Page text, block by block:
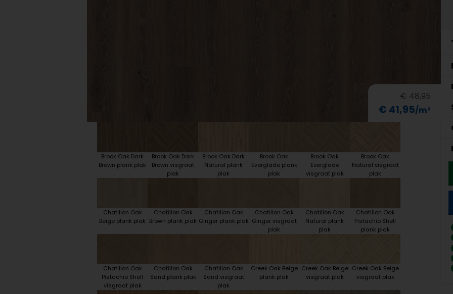
€ 48,95
€ 41,95
Brook Oak Dark
Brown plank plak
Brook Oak Dark
Brown visgraat
plak
Brook Oak Dark
Natural plank
plak
Brook Oak
Everglade plank
plak
Brook Oak
Everglade
visgraat plak
Brook Oak
Natural visgraat
plak
Chatillon Oak
Beige plank plak
Chatillon Oak
Brown plank plak
Chatillon Oak
Ginger plank plak
Chatillon Oak
Ginger visgraat
plak
Chatillon Oak
Natural plank
plak
Chatillon Oak
Pistachio Shell
plank plak
Chatillon Oak
Pistachio Shell
visgraat plak
Chatillon Oak
Sand plank plak
Chatillon Oak
Sand visgraat
plak
Creek Oak Beige
plank plak
Creek Oak Beige
visgraat plak
Creek Oak Beige
visgraat plak